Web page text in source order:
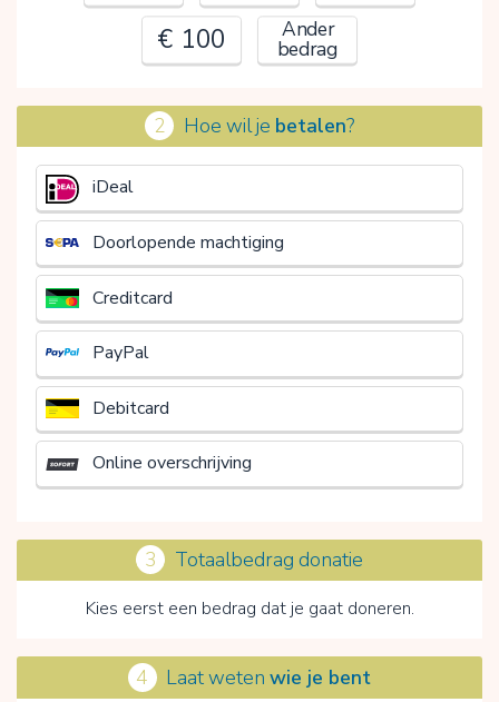
€ 100
Ander
bedrag
€
2 Hoe wil je betalen?
iDeal
Doorlopende machtiging
Creditcard
PayPal
Debitcard
Online overschrijving
3 Totaalbedrag donatie
Kies eerst een bedrag dat je gaat doneren.
4 Laat wetenwie je bent